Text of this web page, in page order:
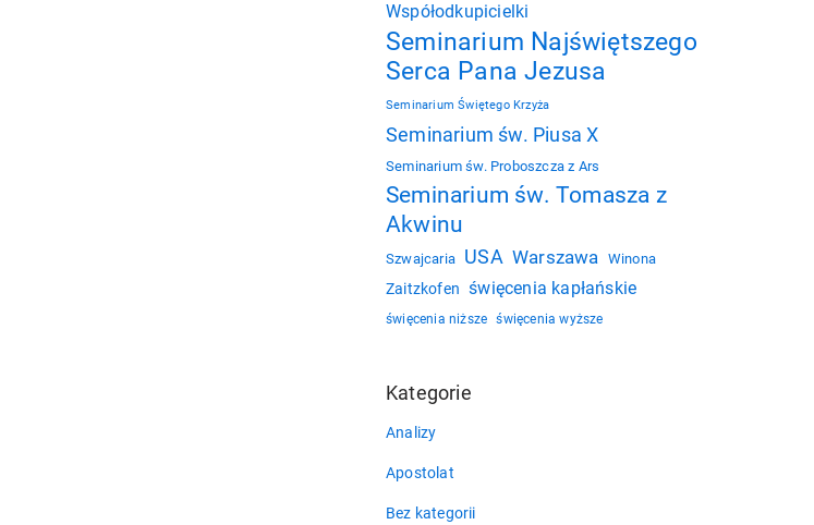
Współodkupicielki
Seminarium Najświętszego
Serca Pana Jezusa
Seminarium Świętego Krzyża
Seminarium św. Piusa X
Seminarium św. Proboszcza z Ars
Seminarium św. Tomasza z
Akwinu
Szwajcaria USA Warszawa Winona
Zaitzkofen święcenia kapłańskie
święcenia niższe święcenia wyższe
Kategorie
Analizy
Apostolat
Bez kategorii